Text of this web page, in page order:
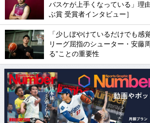
バスケが上手くなっている」理
ぶ賞 受賞者インタビュー］
「少しぼやけているだけでも感
リーグ屈指のシューター・安藤
る”ことの重要性